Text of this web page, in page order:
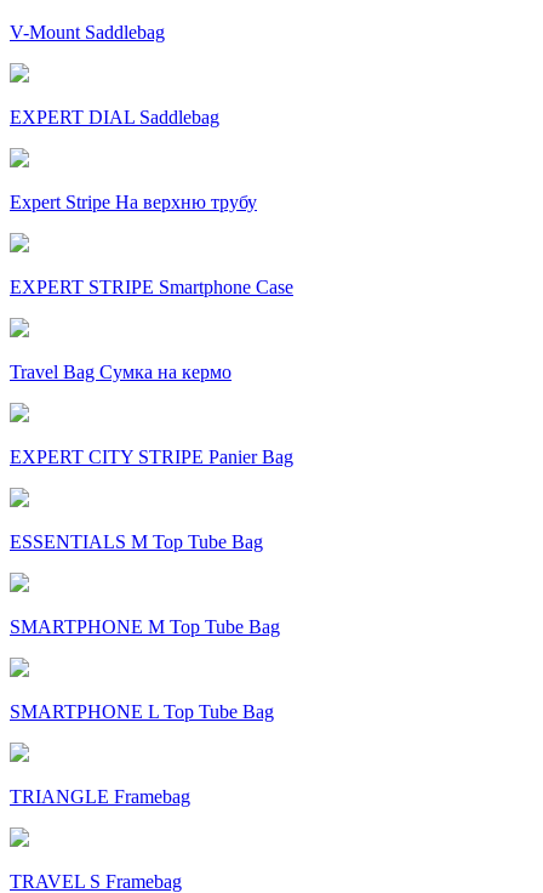
V-Mount Saddlebag
EXPERT DIAL Saddlebag
Expert Stripe На верхню трубу
EXPERT STRIPE Smartphone Case
Travel Bag Сумка на кермо
EXPERT CITY STRIPE Panier Bag
ESSENTIALS M Top Tube Bag
SMARTPHONE M Top Tube Bag
SMARTPHONE L Top Tube Bag
TRIANGLE Framebag
TRAVEL S Framebag